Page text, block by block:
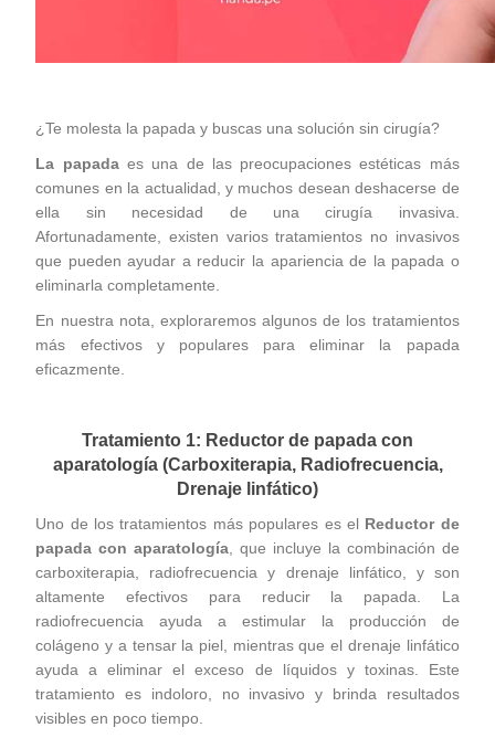
¿Te molesta la papada y buscas una solución sin cirugía?
La papada es una de las preocupaciones estéticas más
comunes en la actualidad, y muchos desean deshacerse de
ella sin necesidad de una cirugía invasiva.
Afortunadamente, existen varios tratamientos no invasivos
que pueden ayudar a reducir la apariencia de la papada o
eliminarla completamente.
En nuestra nota, exploraremos algunos de los tratamientos
más efectivos y populares para eliminar la papada
eficazmente.
Tratamiento 1: Reductor de papada con
aparatología (Carboxiterapia, Radiofrecuencia,
Drenaje linfático)
Uno de los tratamientos más populares es el Reductor de
papada con aparatología , que incluye la combinación de
carboxiterapia, radiofrecuencia y drenaje linfático, y son
altamente efectivos para reducir la papada. La
radiofrecuencia ayuda a estimular la producción de
colágeno y a tensar la piel, mientras que el drenaje linfático
ayuda a eliminar el exceso de líquidos y toxinas. Este
tratamiento es indoloro, no invasivo y brinda resultados
visibles en poco tiempo.